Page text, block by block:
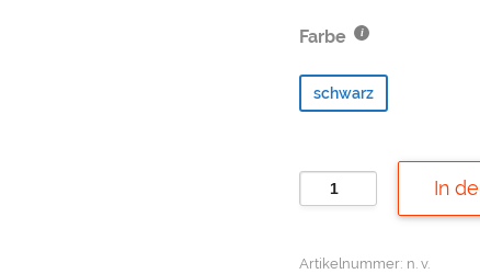
Farbe
schwarz
KAVALKADE
In
Artikelnummer: n. v.